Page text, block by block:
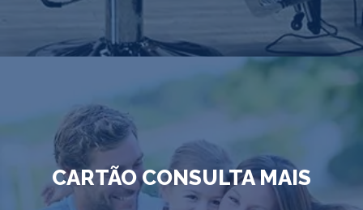
CARTÃO CONSULTA MAIS